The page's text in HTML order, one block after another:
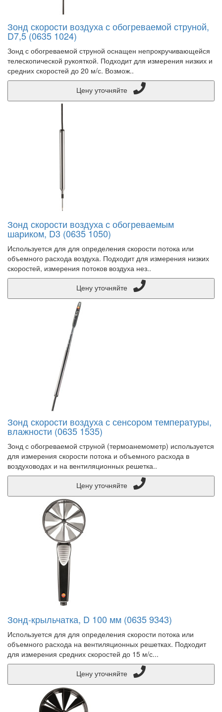
Зонд скорости воздуха с обогреваемой струной,
D7,5 (0635 1024)
Зонд с обогреваемой струной оснащен непрокручивающейся
телескопической рукояткой. Подходит для измерения низких и
средних скоростей до 20 м/с. Возмож..
Зонд скорости воздуха с обогреваемым
шариком, D3 (0635 1050)
Используется для для определения скорости потока или
объемного расхода воздуха. Подходит для измерения низких
скоростей, измерения потоков воздуха нез..
Зонд скорости воздуха с сенсором температуры,
влажности (0635 1535)
Зонд с обогреваемой струной (термоанемометр) используется
для измерения скорости потока и объемного расхода в
воздуховодах и на вентиляционных решетка..
Зонд-крыльчатка, D 100 мм (0635 9343)
Используется для для определения скорости потока или
объемного расхода на вентиляционных решетках. Подходит
для измерения средних скоростей до 15 м/с...